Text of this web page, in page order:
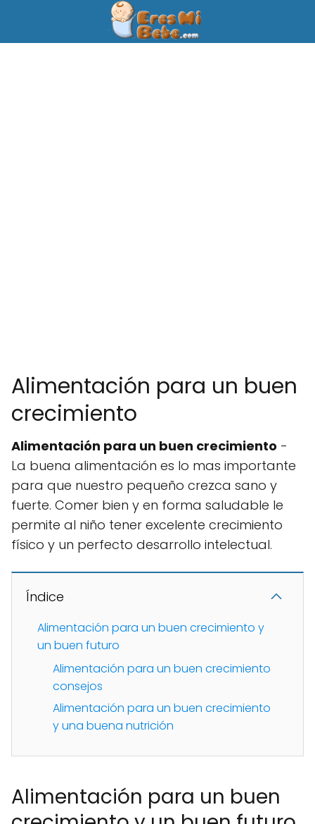
Alimentación para un buen
crecimiento
Alimentación para un buen crecimiento -
La buena alimentación es lo mas importante
para que nuestro pequeño crezca sano y
fuerte. Comer bien y en forma saludable le
permite al niño tener excelente crecimiento
físico y un perfecto desarrollo intelectual.
Índice
Alimentación para un buen crecimiento y
un buen futuro
Alimentación para un buen crecimiento
consejos
Alimentación para un buen crecimiento
y una buena nutrición
Alimentación para un buen